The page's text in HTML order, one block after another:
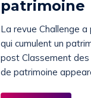
patrimoine
La revue Challenge
qui cumulent un
post Classement des
de patrimoine